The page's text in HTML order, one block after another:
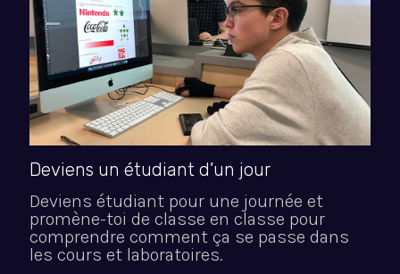
Deviens un étudiant d’un jour
Deviens étudiant pour une journée et
promène-toi de classe en classe pour
comprendre comment ça se passe dans
les cours et laboratoires.